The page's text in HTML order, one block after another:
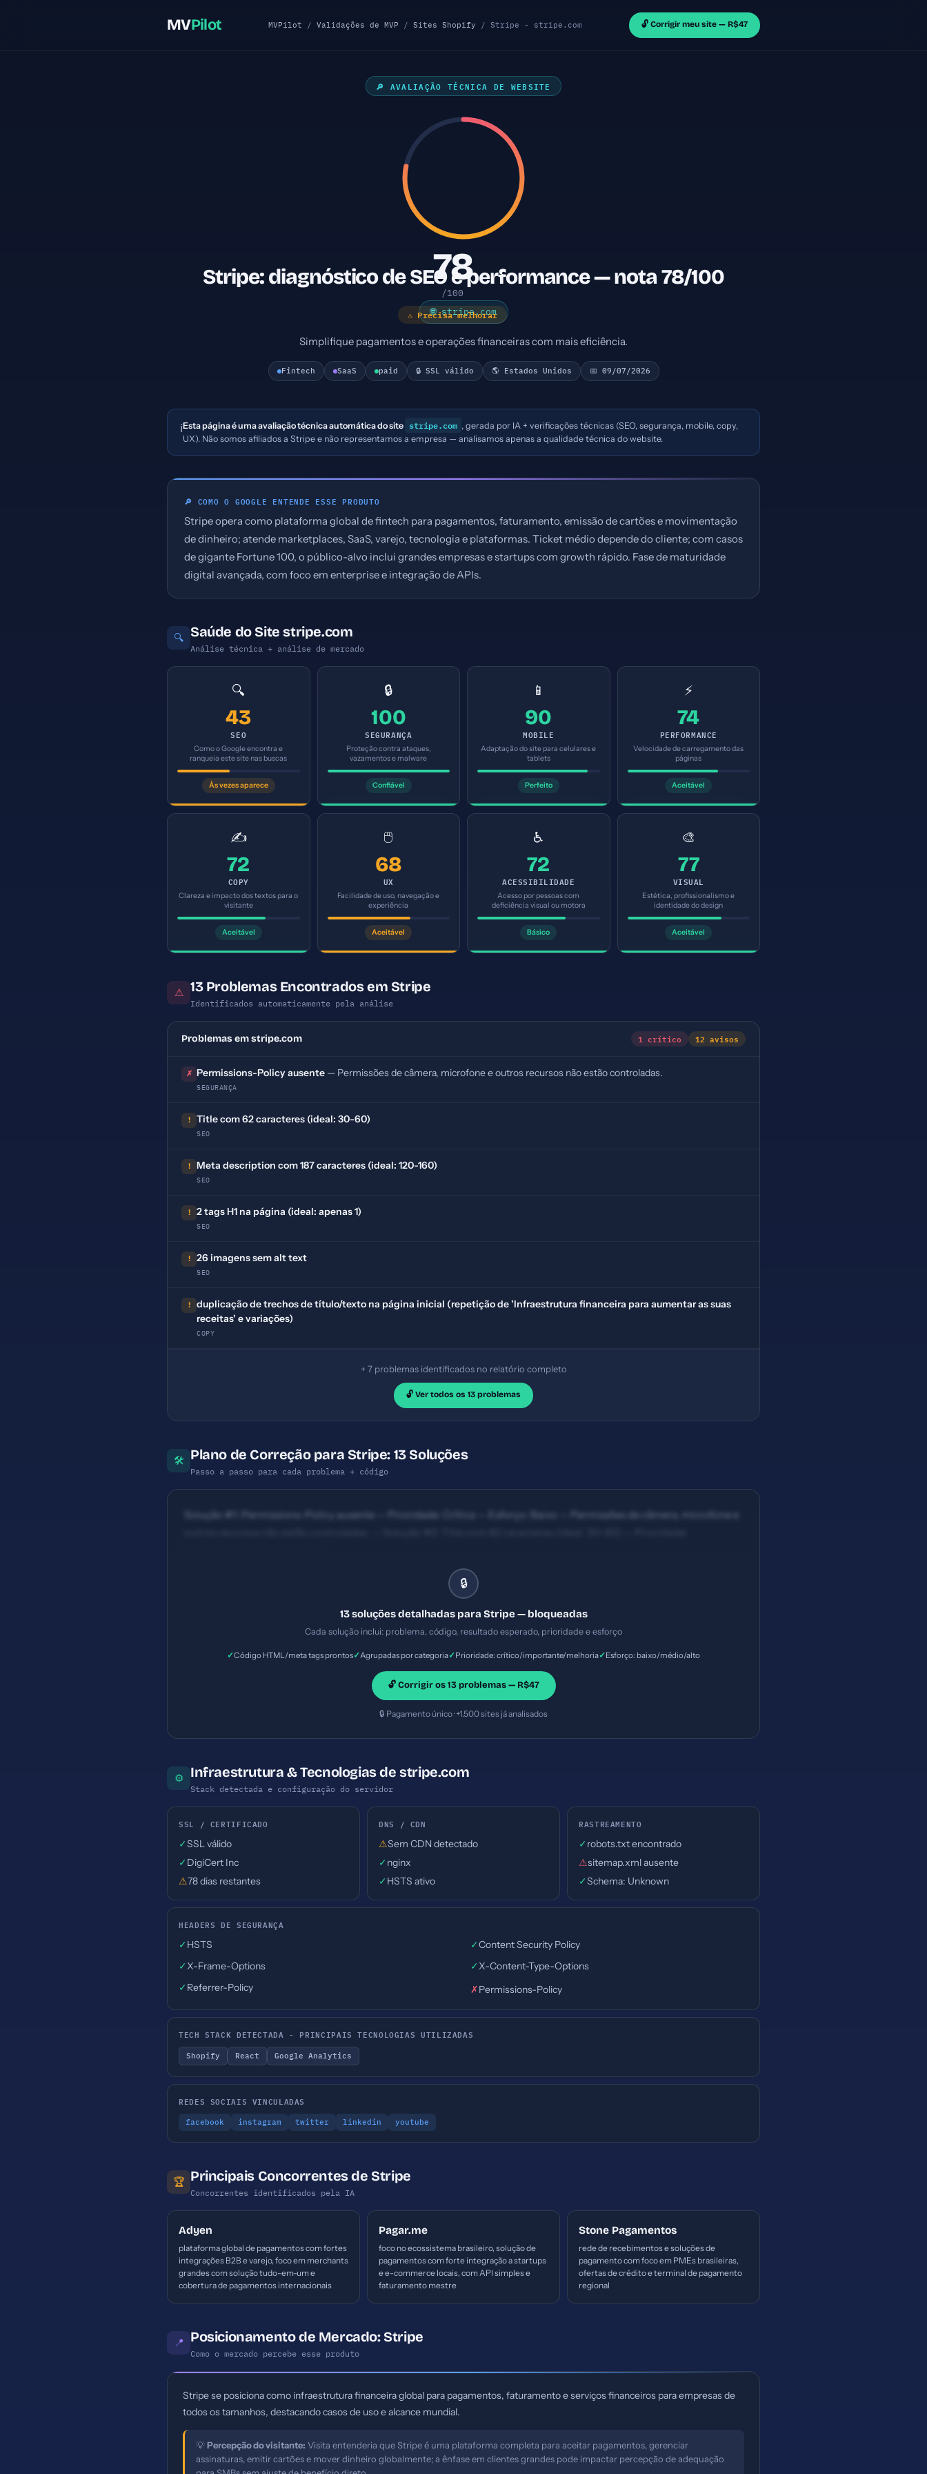
MVPilot MVPilot /Validações de MVP /Sites Shopify / Stripe - stripe.com 🔓 Corrigir meu site — R$47
🔎 AVALIAÇÃO TÉCNICA DE WEBSITE
78
/100
⚠ Precisa melhorar
Stripe: diagnóstico de SEO e performance — nota 78/100
🌐 stripe.com
Simplifique pagamentos e operações financeiras com mais eficiência.
Fintech SaaS paid 🔒 SSL válido 🌎 Estados Unidos 📅 09/07/2026
ℹ️Esta página é uma avaliação técnica automática do site stripe.com , gerada por IA + verificações técnicas (SEO, segurança, mobile, copy,
UX). Não somos afiliados a Stripe e não representamos a empresa — analisamos apenas a qualidade técnica do website.
🔎 COMO O GOOGLE ENTENDE ESSE PRODUTO
Stripe opera como plataforma global de fintech para pagamentos, faturamento, emissão de cartões e movimentação
de dinheiro; atende marketplaces, SaaS, varejo, tecnologia e plataformas. Ticket médio depende do cliente; com casos
de gigante Fortune 100, o público-alvo inclui grandes empresas e startups com growth rápido. Fase de maturidade
digital avançada, com foco em enterprise e integração de APIs.
🔍 Saúde do Site stripe.com
Análise técnica + análise de mercado
🔍
43
SEO
Como o Google encontra e
ranqueia este site nas buscas
Às vezes aparece
🔒
100
SEGURANÇA
Proteção contra ataques,
vazamentos e malware
Confiável
📱
90
MOBILE
Adaptação do site para celulares e
tablets
Perfeito
⚡
74
PERFORMANCE
Velocidade de carregamento das
páginas
Aceitável
✍️
72
COPY
Clareza e impacto dos textos para o
visitante
Aceitável
🖱️
68
UX
Facilidade de uso, navegação e
experiência
Aceitável
♿
72
ACESSIBILIDADE
Acesso por pessoas com
deficiência visual ou motora
Básico
🎨
77
VISUAL
Estética, profissionalismo e
identidade do design
Aceitável
⚠ 13 Problemas Encontrados em Stripe
Identificados automaticamente pela análise
Problemas em stripe.com 1 crítico 12 avisos
✗ Permissions-Policy ausente — Permissões de câmera, microfone e outros recursos não estão controladas.
SEGURANÇA
! Title com 62 caracteres (ideal: 30-60)
SEO
! Meta description com 187 caracteres (ideal: 120-160)
SEO
! 2 tags H1 na página (ideal: apenas 1)
SEO
! 26 imagens sem alt text
SEO
!
duplicação de trechos de título/texto na página inicial (repetição de 'Infraestrutura financeira para aumentar as suas
receitas' e variações)
COPY
+ 7 problemas identificados no relatório completo
🔓 Ver todos os 13 problemas
🛠 Plano de Correção para Stripe: 13 Soluções
Passo a passo para cada problema + código
Solução #1: Permissions-Policy ausente — Prioridade: Crítica — Esforço: Baixo — Permissões de câmera, microfone e
🔒
13 soluções detalhadas para Stripe — bloqueadas
Cada solução inclui: problema, código, resultado esperado, prioridade e esforço
✓Código HTML/meta tags prontos✓Agrupadas por categoria✓Prioridade: crítico/importante/melhoria✓Esforço: baixo/médio/alto
🔓 Corrigir os 13 problemas — R$47
🔒 Pagamento único · +1.500 sites já analisados
⚙ Infraestrutura & Tecnologias de stripe.com
Stack detectada e configuração do servidor
SSL / CERTIFICADO
✓SSL válido
✓ DigiCert Inc
⚠78 dias restantes
DNS / CDN
⚠Sem CDN detectado
✓ nginx
✓ HSTS ativo
RASTREAMENTO
✓ robots.txt encontrado
⚠sitemap.xml ausente
✓Schema: Unknown
HEADERS DE SEGURANÇA
✓ HSTS ✓Content Security Policy
✓X-Frame-Options ✓X-Content-Type-Options
✓ Referrer-Policy ✗Permissions-Policy
TECH STACK DETECTADA - PRINCIPAIS TECNOLOGIAS UTILIZADAS
Shopify React Google Analytics
REDES SOCIAIS VINCULADAS
facebook instagram twitter linkedin youtube
🏆 Principais Concorrentes de Stripe
Concorrentes identificados pela IA
Adyen
plataforma global de pagamentos com fortes
integrações B2B e varejo, foco em merchants
grandes com solução tudo-em-um e
cobertura de pagamentos internacionais
Pagar.me
foco no ecossistema brasileiro, solução de
pagamentos com forte integração a startups
e e-commerce locais, com API simples e
faturamento mestre
Stone Pagamentos
rede de recebimentos e soluções de
pagamento com foco em PMEs brasileiras,
ofertas de crédito e terminal de pagamento
regional
📍 Posicionamento de Mercado: Stripe
Como o mercado percebe esse produto
Stripe se posiciona como infraestrutura financeira global para pagamentos, faturamento e serviços financeiros para empresas de
todos os tamanhos, destacando casos de uso e alcance mundial.
💡Percepção do visitante: Visita entenderia que Stripe é uma plataforma completa para aceitar pagamentos, gerenciar
assinaturas, emitir cartões e mover dinheiro globalmente; a ênfase em clientes grandes pode impactar percepção de adequação